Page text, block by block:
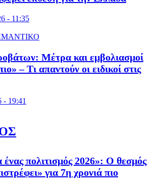
- 11:35
Μέτρα και εμβολιασμοί
– Τι απαντούν οι ειδικοί στις
- 19:41
πολιτισμός 2026»: Ο θεσμός
για 7η χρονιά πιο